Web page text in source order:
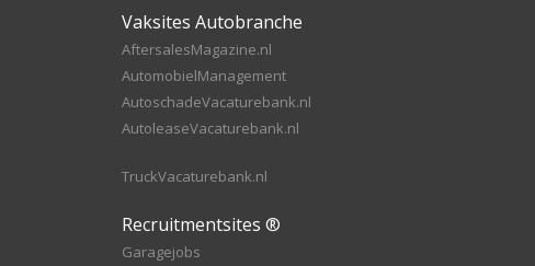
Vaksites Autobranche
AftersalesMagazine.nl
AutomobielManagement
AutoschadeVacaturebank.nl
AutoleaseVacaturebank.nl
TruckVacaturebank.nl
Recruitmentsites ®
Garagejobs